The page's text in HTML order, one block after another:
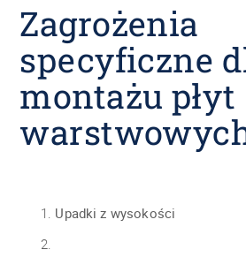
Zagrożenia
specyficzne
montażu płyt
Upadki z wysokości